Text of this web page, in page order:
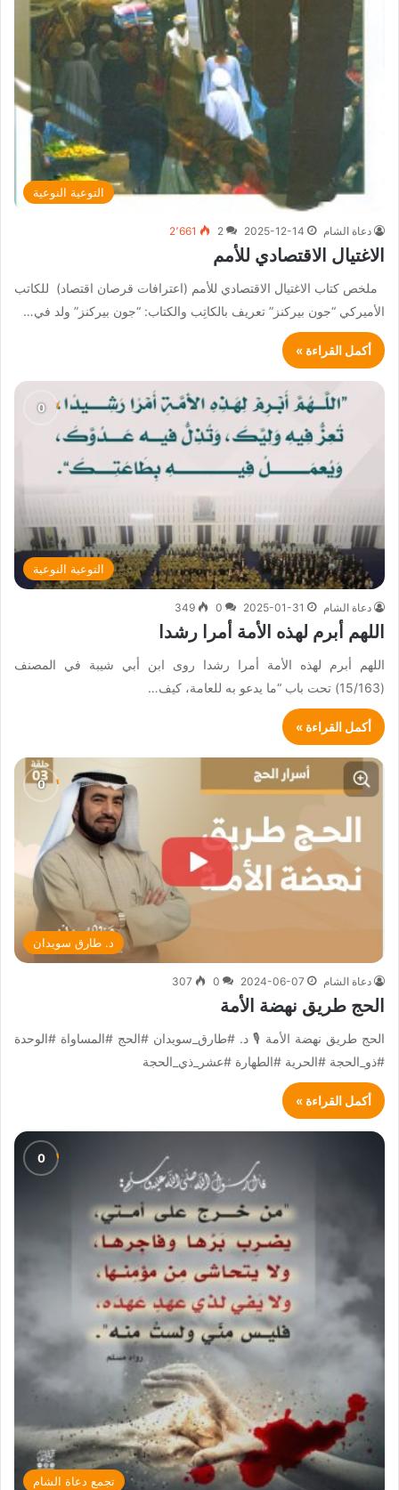
التوعية النوعية
دعاة الشام 2025-12-14
2 2٬661
الاغتيال الاقتصادي للأمم
ملخص كتاب الاغتيال الاقتصادي للأمم (اعترافات قرصان اقتصاد) للكاتب
الأميركي “جون بيركنز” تعريف بالكاتِب والكتاب: “جون بيركنز” ولد في…
أكمل القراءة »
التوعية النوعية
دعاة الشام 2025-01-31
0
349
اللهم أبرم لهذه الأمة أمرا رشدا
اللهم أبرم لهذه الأمة أمرا رشدا روى ابن أبي شيبة في المصنف
(15/163) تحت باب “ما يدعو به للعامة، كيف…
أكمل القراءة »
د. طارق سويدان
دعاة الشام 2024-06-07
0
307
الحج طريق نهضة الأمة
الحج طريق نهضة الأمة 🎙 د. #طارق_سويدان #الحج #المساواة #الوحدة
#ذو_الحجة #الحرية #الطهارة #عشر_ذي_الحجة
أكمل القراءة »
تجمع دعاة الشام